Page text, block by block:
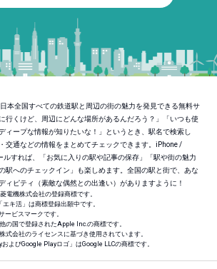
本全国すべての鉄道駅と周辺の街の魅力を発見できる無料サ
行くけど、周辺にどんな場所があるんだろう？」「いつも使
ィープな情報が知りたいな！」というとき、駅名で検索し
交通などの情報をまとめてチェックできます。iPhone /
すれば、「お気に入りの駅や記事の保存」「駅や街の魅力
駅へのチェックイン」も楽しめます。全国の駅と街で、あな
ィピティ（素敵な偶然との出逢い）がありますように！
電機株式会社の登録商標です。
エキ活」は商標登録出願中です。
ービスマークです。
の国で登録されたApple Inc.の商標です。
式会社のライセンスに基づき使用されています。
およびGoogle Playロゴ」はGoogle LLCの商標です。